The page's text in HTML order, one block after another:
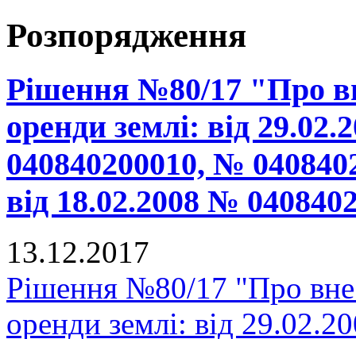
Розпорядження
Рішення №80/17 "Про
оренди землі: від
040840200010, №
від 18.02.2008 №
13.12.2017
Рішення №80/17 "Про
оренди землі: від